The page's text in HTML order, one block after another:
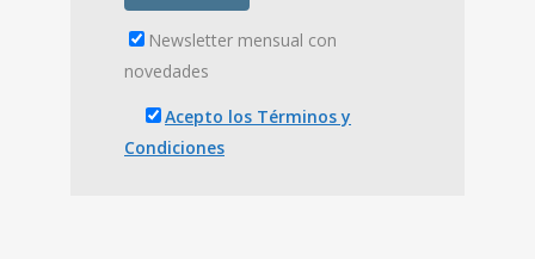
Newsletter mensual con
novedades
Acepto los Términos y
Condiciones